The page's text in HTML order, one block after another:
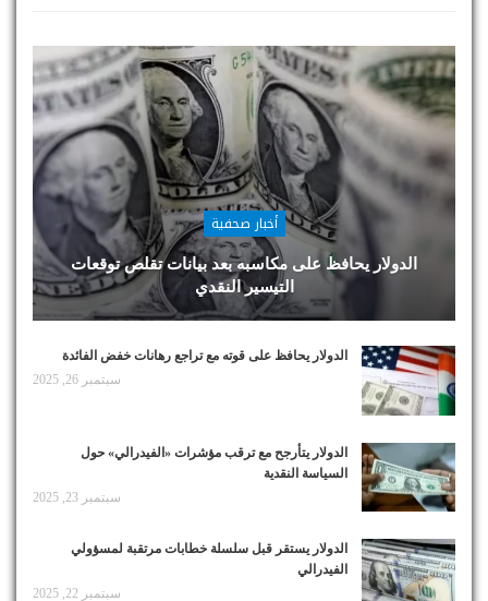
أخبار صحفية
الدولار يحافظ على مكاسبه بعد بيانات تقلص توقعات
التيسير النقدي
الدولار يحافظ على قوته مع تراجع رهانات خفض الفائدة
سبتمبر 26, 2025
الدولار يتأرجح مع ترقب مؤشرات «الفيدرالي» حول
السياسة النقدية
سبتمبر 23, 2025
الدولار يستقر قبل سلسلة خطابات مرتقبة لمسؤولي
الفيدرالي
سبتمبر 22, 2025